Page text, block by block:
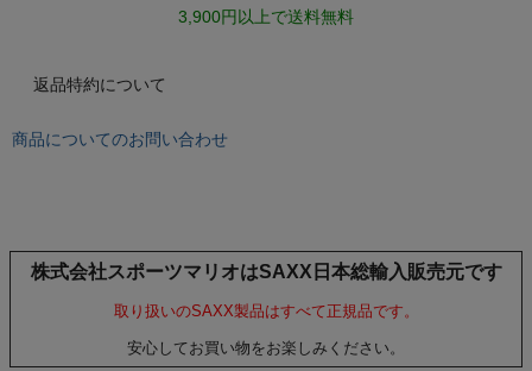
スポーツマリオTOP
3,900円以上で送料無料
返品特約について
商品についてのお問い合わせ
株式会社スポーツマリオはSAXX日本総輸入販売元です
取り扱いのSAXX製品はすべて正規品です。
安心してお買い物をお楽しみください。